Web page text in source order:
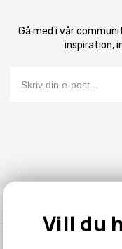
Gå med i vår
inspiration,
Vill du